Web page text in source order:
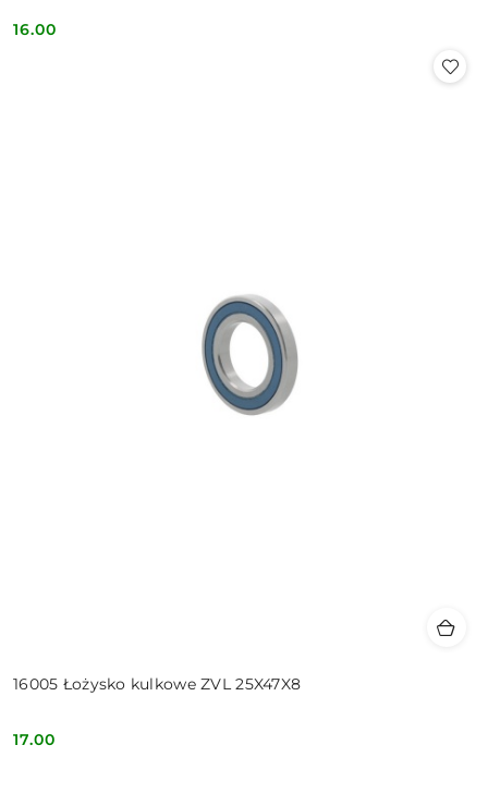
Cena:
16.00
16005 Łożysko kulkowe ZVL 25X47X8
Cena:
17.00